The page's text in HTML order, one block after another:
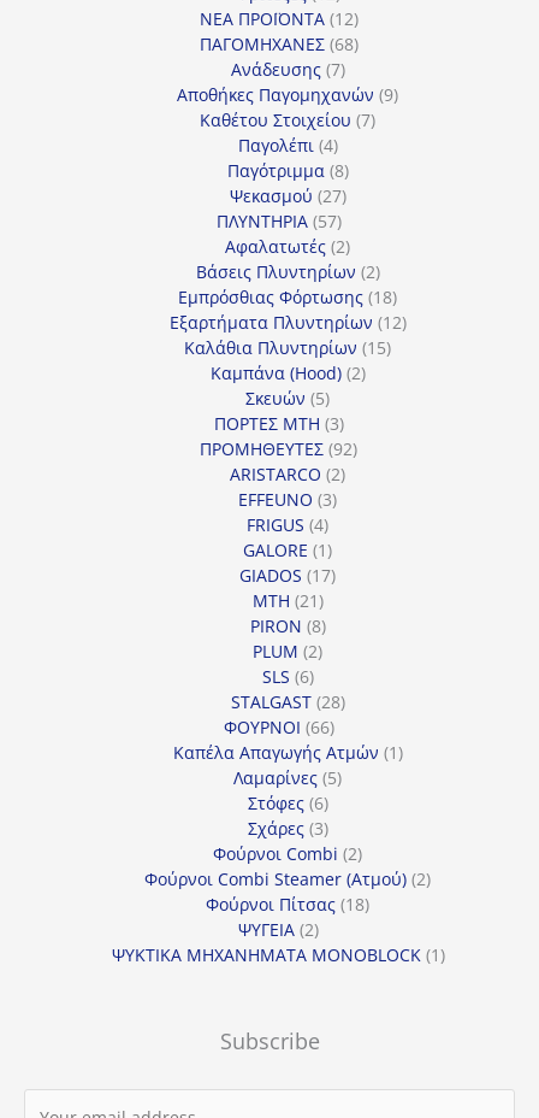
προϊόντα
ΝΕΑ ΠΡΟΪΟΝΤΑ 1212
προϊόντα
ΠΑΓΟΜΗΧΑΝΕΣ 6868
Ανάδευσης 77
προϊόντα
Αποθήκες Παγομηχανών 99
Καθέτου Στοιχείου 77
Παγολέπι 44
προϊόντα
Παγότριμμα 88
προϊόντα
Ψεκασμού 2727
προϊόντα
ΠΛΥΝΤΗΡΙΑ 5757
προϊόντα
Αφαλατωτές 22
προϊόντα
Βάσεις Πλυντηρίων 22
προϊόντα
Εμπρόσθιας Φόρτωσης 1818
προϊόντα
Εξαρτήματα Πλυντηρίων 1212
Καλάθια Πλυντηρίων 1515
Καμπάνα (Hood) 22
Σκευών 55
προϊόντα
ΠΟΡΤΕΣ MTH 33
προϊόντα
ΠΡΟΜΗΘΕΥΤΕΣ 9292
ARISTARCO 22
EFFEUNO 33
FRIGUS 44
προϊόντα
GALORE 11
προϊόν
GIADOS 1717
MTH 2121
προϊόντα
PIRON 88
προϊόντα
PLUM 22
SLS 66
προϊόντα
STALGAST 2828
ΦΟΥΡΝΟΙ 6666
προϊόντα
Καπέλα Απαγωγής Ατμών 11
Λαμαρίνες 55
Στόφες 66
προϊόντα
Σχάρες 33
προϊόντα
Φούρνοι Combi 22
προϊόντα
Φούρνοι Combi Steamer (Ατμού) 22
Φούρνοι Πίτσας 1818
ΨΥΓΕΙΑ 22
προϊόντα
ΨΥΚΤΙΚΑ ΜΗΧΑΝΗΜΑΤΑ MONOBLOCK 11
Subscribe